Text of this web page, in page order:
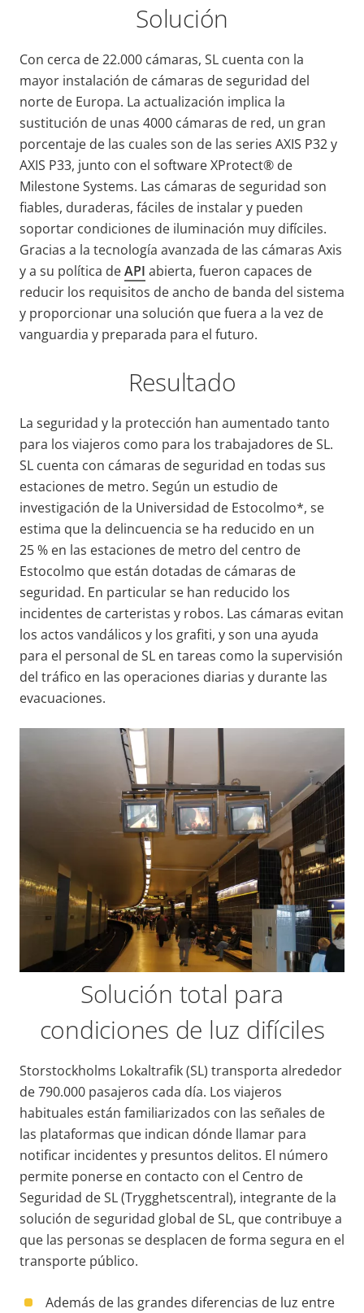
Solución
Con cerca de 22.000 cámaras, SL cuenta con la
mayor instalación de cámaras de seguridad del
norte de Europa. La actualización implica la
sustitución de unas 4000 cámaras de red, un gran
porcentaje de las cuales son de las series AXIS P32 y
AXIS P33, junto con el software XProtect® de
Milestone Systems. Las cámaras de seguridad son
fiables, duraderas, fáciles de instalar y pueden
soportar condiciones de iluminación muy difíciles.
Gracias a la tecnología avanzada de las cámaras Axis
y a su política deAPI abierta, fueron capaces de
reducir los requisitos de ancho de banda del sistema
y proporcionar una solución que fuera a la vez de
vanguardia y preparada para el futuro.
Resultado
La seguridad y la protección han aumentado tanto
para los viajeros como para los trabajadores de SL.
SL cuenta con cámaras de seguridad en todas sus
estaciones de metro. Según un estudio de
investigación de la Universidad de Estocolmo*, se
estima que la delincuencia se ha reducido en un
25 % en las estaciones de metro del centro de
Estocolmo que están dotadas de cámaras de
seguridad. En particular se han reducido los
incidentes de carteristas y robos. Las cámaras evitan
los actos vandálicos y los grafiti, y son una ayuda
para el personal de SL en tareas como la supervisión
del tráfico en las operaciones diarias y durante las
evacuaciones.
Solución total para
condiciones de luz difíciles
Storstockholms Lokaltrafik (SL) transporta alrededor
de 790.000 pasajeros cada día. Los viajeros
habituales están familiarizados con las señales de
las plataformas que indican dónde llamar para
notificar incidentes y presuntos delitos. El número
permite ponerse en contacto con el Centro de
Seguridad de SL (Trygghetscentral), integrante de la
solución de seguridad global de SL, que contribuye a
que las personas se desplacen de forma segura en el
transporte público.
Además de las grandes diferencias de luz entre